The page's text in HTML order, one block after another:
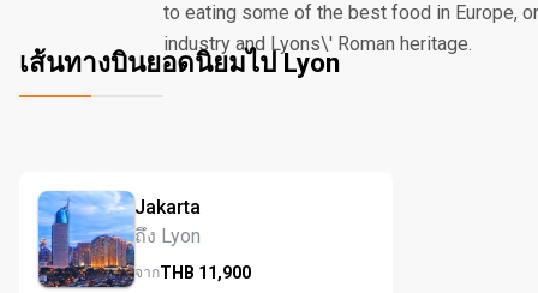
to eating some of the best food in Europe,
industry and Lyons\' Roman heritage.
เส้นทางบินยอดนิยมไป Lyon
Jakarta
ถึง Lyon
จากTHB 11,900